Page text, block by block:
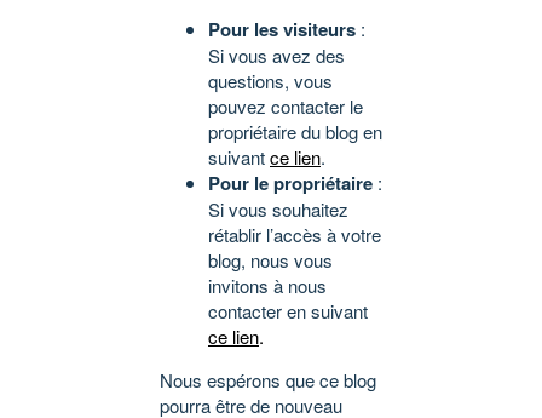
Pour les visiteurs :
Si vous avez des
questions, vous
pouvez contacter le
propriétaire du blog en
suivantce lien.
Pour le propriétaire :
Si vous souhaitez
rétablir l’accès à votre
blog, nous vous
invitons à nous
contacter en suivant
ce lien.
Nous espérons que ce blog
pourra être de nouveau